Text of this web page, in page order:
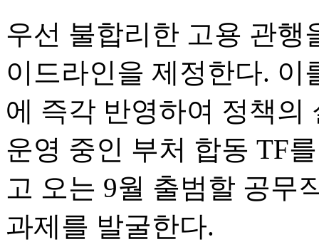
우선 불합리한 고용 관행
이드라인을 제정한다. 이
에 즉각 반영하여 정책의
운영 중인 부처 합동 TF
고 오는 9월 출범할 공무
과제를 발굴한다.